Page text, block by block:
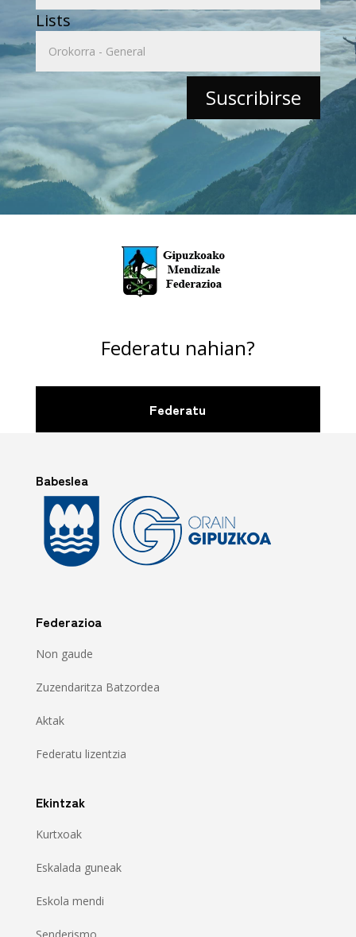
Lists
Federatu nahian?
Federatu
Babeslea
Federazioa
Non gaude
Zuzendaritza Batzordea
Aktak
Federatu lizentzia
Ekintzak
Kurtxoak
Eskalada guneak
Eskola mendi